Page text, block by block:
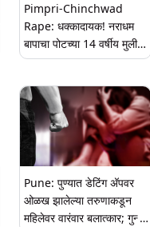
Pimpri-Chinchwad
Rape: धक्कादायक! नराधम
बापाचा पोटच्या 14 वर्षीय मुलीवर
बलात्कार, पिंपरी-चिंचवड येथील
Pune: पुण्यात डेटिंग अ‍ॅपवर
ओळख झालेल्या तरुणाकडून
महिलेवर वारंवार बलात्कार; गुन्हा